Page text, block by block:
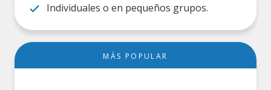
Individuales o en pequeños grupos.
MÁS POPULAR